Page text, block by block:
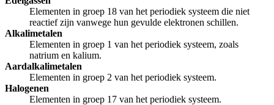
Elementen in groep 18 van het periodiek systeem die niet
reactief zijn vanwege hun gevulde elektronen schillen.
Alkalimetalen
Elementen in groep 1 van het periodiek systeem, zoals
natrium en kalium.
Aardalkalimetalen
Elementen in groep 2 van het periodiek systeem.
Halogenen
Elementen in groep 17 van het periodiek systeem.